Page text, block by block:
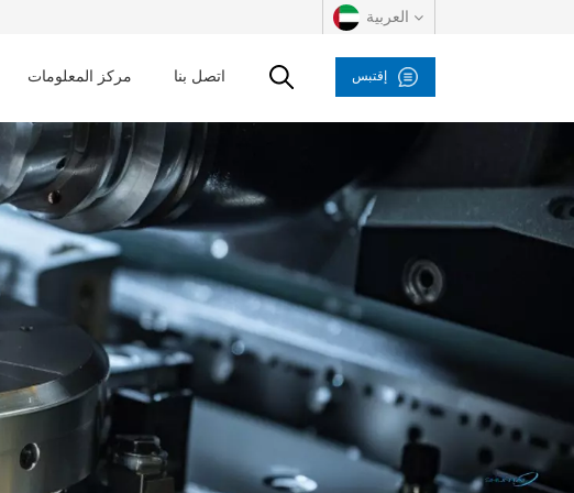
العربية
español
العربية
Deutsch
italiano
français
Indonesia
مركز المعلومات اتصل بنا إقتبس